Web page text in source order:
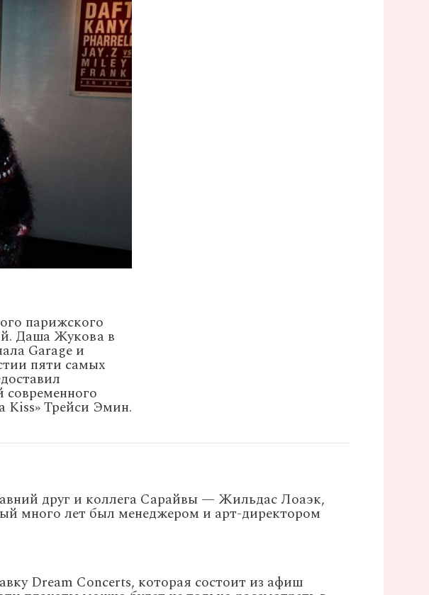
парижского
Даша Жукова в
Garage и
пяти самых
современного
Kiss» Трейси Эмин.
друг и коллега Сарайвы — Жильдас Лоаэк,
много лет был менеджером и арт-директором
Dream Concerts, которая состоит из афиш